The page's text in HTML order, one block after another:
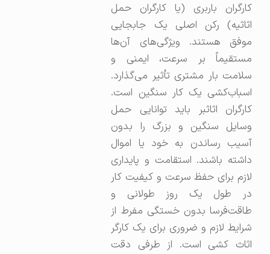
کارگران باربری (یا کارگران حمل
اثاثیه) رکن اصلی یک جابجایی
موفق هستند. ویژگی‌های آن‌ها
مستقیماً بر سرعت، ایمنی و
سلامت بار مشتری تأثیر می‌گذارد.
اسباب‌کشی یک کار سنگین است.
کارگران اثاثبر باید توانایی حمل
وسایل سنگین و بزرگ را بدون
آسیب رساندن به خود یا اموال
داشته باشند. استقامت و پایداری
لازم برای حفظ سرعت و کیفیت کار
در طول یک روز طولانی و
طاقت‌فرسا بدون خستگی مفرط از
شرایط لازم و ضروری برای یک کارگر
اثاث کشی است. از طرفی دقت